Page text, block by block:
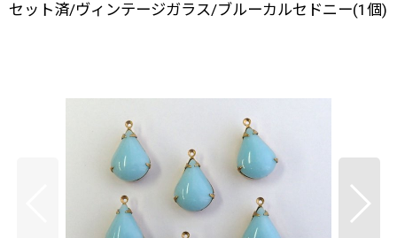
セット済/ヴィンテージガラス/ブルーカルセドニー(1個)